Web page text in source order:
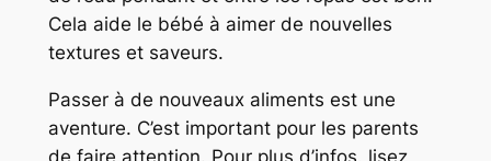
Cela aide le bébé à aimer de nouvelles
textures et saveurs.
Passer à de nouveaux aliments est une
aventure. C’est important pour les parents
de faire attention. Pour plus d’infos, lisez